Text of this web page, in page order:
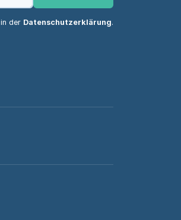
der Datenschutzerklärung.